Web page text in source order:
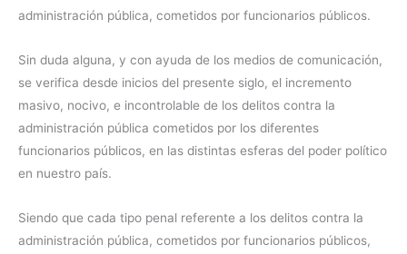
administración pública, cometidos por funcionarios públicos.
Sin duda alguna, y con ayuda de los medios de comunicación,
se verifica desde inicios del presente siglo, el incremento
masivo, nocivo, e incontrolable de los delitos contra la
administración pública cometidos por los diferentes
funcionarios públicos, en las distintas esferas del poder político
en nuestro país.
Siendo que cada tipo penal referente a los delitos contra la
administración pública, cometidos por funcionarios públicos,